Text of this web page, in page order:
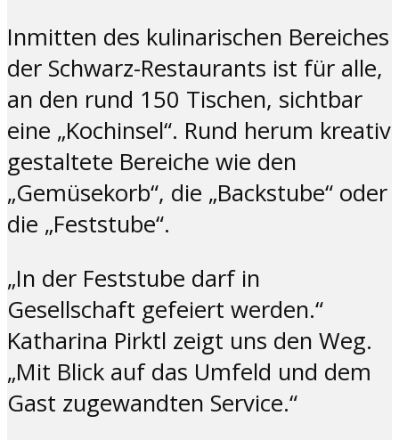
Inmitten des kulinarischen Bereiches
der Schwarz-Restaurants ist für alle,
an den rund 150 Tischen, sichtbar
eine „Kochinsel“. Rund herum kreativ
gestaltete Bereiche wie den
„Gemüsekorb“, die „Backstube“ oder
die „Feststube“.
„In der Feststube darf in
Gesellschaft gefeiert werden.“
Katharina Pirktl zeigt uns den Weg.
„Mit Blick auf das Umfeld und dem
Gast zugewandten Service.“